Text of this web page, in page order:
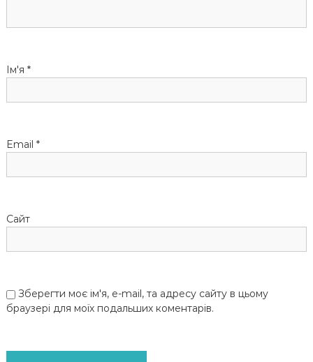
п
и
Ім'я *
Email *
Сайт
Зберегти моє ім'я, e-mail, та адресу сайту в цьому
браузері для моїх подальших коментарів.